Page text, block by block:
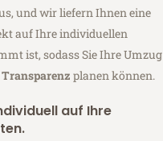
und wir liefern Ihnen eine
auf Ihre individuellen
ist, sodass Sie Ihre Umzug
planen können.
auf Ihre